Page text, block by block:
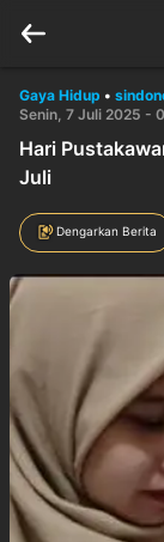
Gaya Hidup •
Senin, 7 Juli 2025 -
Hari
Juli
Dengarkan Berita